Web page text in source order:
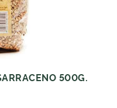
500G.